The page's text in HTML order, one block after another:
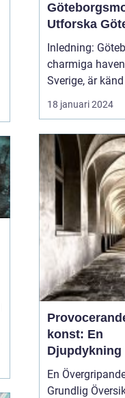
Utforska
konstscen
motiv och
Inledning:
charmiga
Sverige, är
rika konstscen
inspirerande
konstverken
stadens gator
gallerier finns
genre som är
Göteborg -
göteborgsmo...
18 januari 2024
konst: En
Djupdykning
Kontrovers
Skapande
En
Grundlig